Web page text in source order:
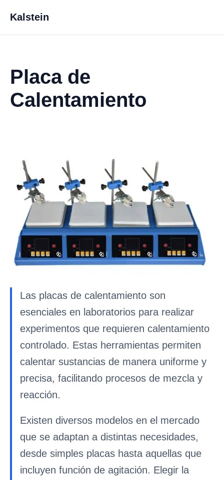
Kalstein
Placa de
Calentamiento
Las placas de calentamiento son
esenciales en laboratorios para realizar
experimentos que requieren calentamiento
controlado. Estas herramientas permiten
calentar sustancias de manera uniforme y
precisa, facilitando procesos de mezcla y
reacción.
Existen diversos modelos en el mercado
que se adaptan a distintas necesidades,
desde simples placas hasta aquellas que
incluyen función de agitación. Elegir la